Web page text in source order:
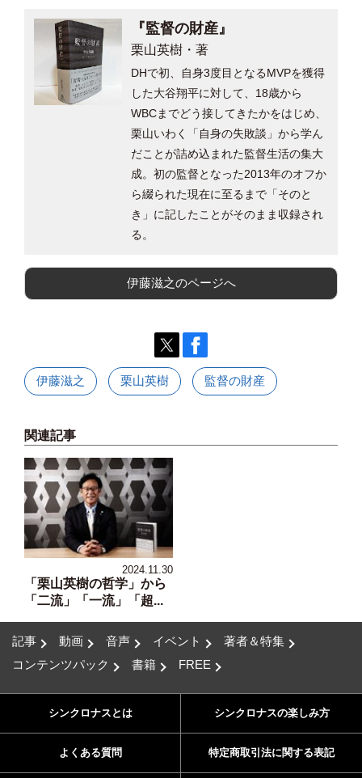
『監督の財産』
栗山英樹・著
DHで初、自身3度目となるMVPを獲得
した大谷翔平に対して、18歳から
WBCまでどう接してきたかをはじめ、
栗山いわく「自身の失敗談」から学ん
だことが詰め込まれた監督生活の集大
成。初の監督となった2013年のオフか
ら綴られた現在に至るまで「そのと
き」に記したことがそのまま収録され
る。
伊藤滋之のページへ
伊藤滋之 栗山英樹 監督の財産
関連記事
2024.11.30
「栗山英樹の哲学」から
「二流」「一流」「超...
記事 動画 音声 イベント
著者＆特集
コンテンツパック
書籍 FREE
シンクロナスとは シンクロナスの楽しみ方
よくある質問 特定商取引法に関する表記